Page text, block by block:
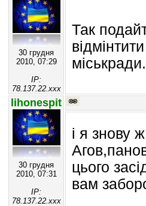
30 грудня
2010, 07:29
IP:
78.137.22.xxx
Так
міськради.
lihonespit
30 грудня
2010, 07:31
IP:
78.137.22.xxx
і я знову
цього
вам